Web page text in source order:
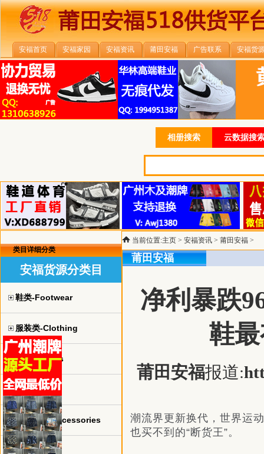
安福首页 安福家园 安福资讯 莆田安福 广告联系 安福货
相册搜索 云数据搜
类目详细分类
安福货源分类目
鞋类-Footwear
服装类-Clothing
球衣-jerseys
手表-watch
珠宝饰品-Accessories
包包-bags
当前位置:主页 > 安福资讯 > 莆田安福 >
莆田安福
净利暴跌
鞋
莆田安福报道:
潮流界更新换代，世界运
也买不到的“断货王”。